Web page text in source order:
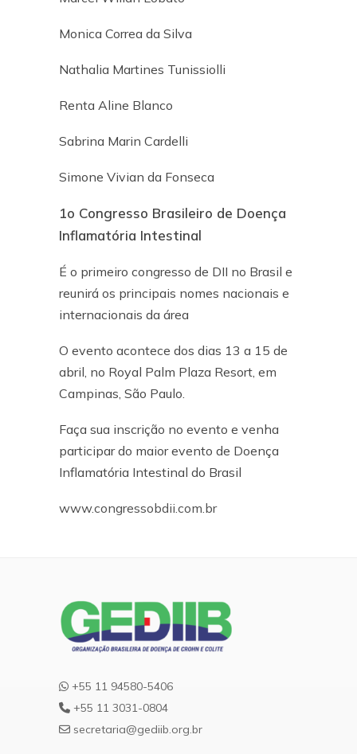
Monica Correa da Silva
Nathalia Martines Tunissiolli
Renta Aline Blanco
Sabrina Marin Cardelli
Simone Vivian da Fonseca
1o Congresso Brasileiro de Doença
Inflamatória Intestinal
É o primeiro congresso de DII no Brasil e
reunirá os principais nomes nacionais e
internacionais da área
O evento acontece dos dias 13 a 15 de
abril, no Royal Palm Plaza Resort, em
Campinas, São Paulo.
Faça sua inscrição no evento e venha
participar do maior evento de Doença
Inflamatória Intestinal do Brasil
www.congressobdii.com.br
+55 11 94580-5406
+55 11 3031-0804
secretaria@gediib.org.br